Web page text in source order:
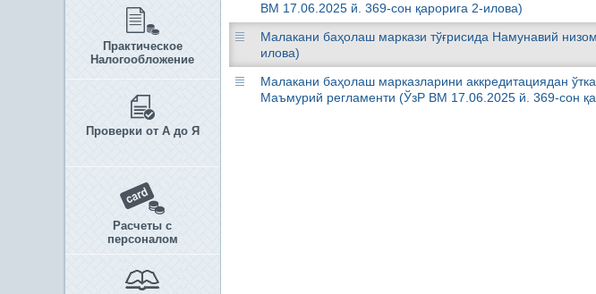
Практическое
Налогообложение
Проверки от А до Я
Расчеты с
персоналом
ВМ 17.06.2025 й. 369-сон қарорига 2-илова)
Малакани баҳолаш маркази тўғрисида Намунавий
илова)
Малакани баҳолаш марказларини аккредитациядан
Маъмурий регламенти (ЎзР ВМ 17.06.2025 й. 369-сон